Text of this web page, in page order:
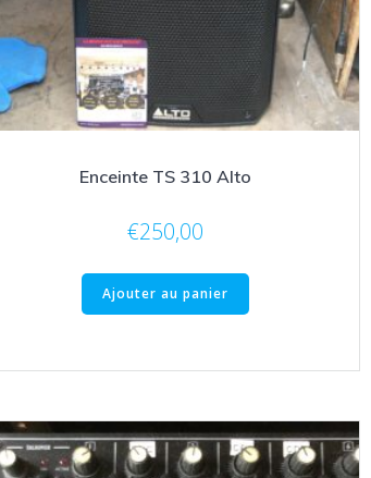
Enceinte TS 310 Alto
€250,00
Ajouter au panier